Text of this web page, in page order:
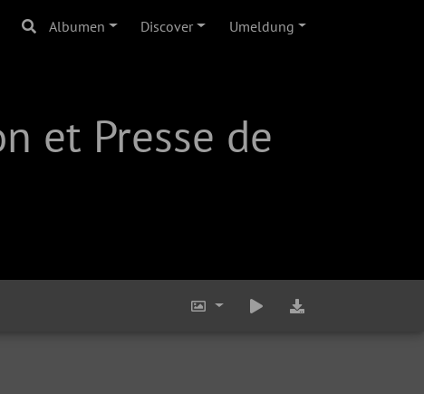
Albumen Discover Umeldung
et Presse de